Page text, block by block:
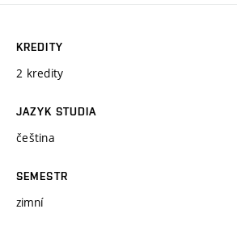
KREDITY
2 kredity
JAZYK STUDIA
čeština
SEMESTR
zimní